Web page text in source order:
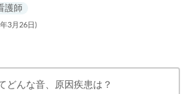
護師
3月26日)
どんな音、原因疾患は？